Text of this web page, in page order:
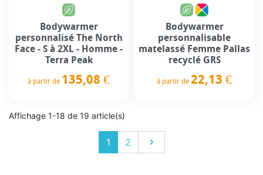
Bodywarmer
personnalisé The North
Face - S à 2XL - Homme -
Terra Peak
à partir de 135,08 €
Bodywarmer
personnalisable
matelassé Femme Pallas
recyclé GRS
à partir de 22,13 €
Affichage 1-18 de 19 article(s)
1 2 Suivant
